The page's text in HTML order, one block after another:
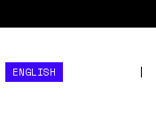
ENGLISH